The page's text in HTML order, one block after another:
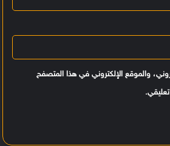
والموقع الإلكتروني في هذا المتصفح